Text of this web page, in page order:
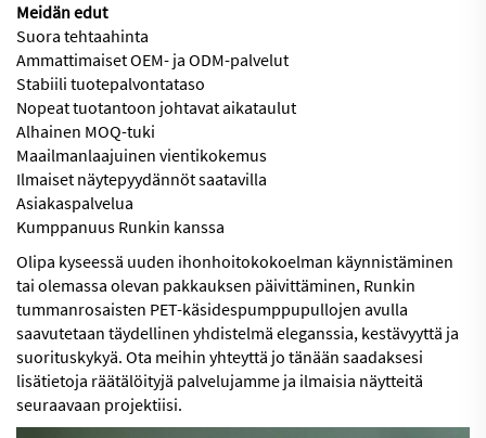
Meidän edut
Suora tehtaahinta
Ammattimaiset OEM- ja ODM-palvelut
Stabiili tuotepalvontataso
Nopeat tuotantoon johtavat aikataulut
Alhainen MOQ-tuki
Maailmanlaajuinen vientikokemus
Ilmaiset näytepyydännöt saatavilla
Asiakaspalvelua
Kumppanuus Runkin kanssa
Olipa kyseessä uuden ihonhoitokokoelman käynnistäminen
tai olemassa olevan pakkauksen päivittäminen, Runkin
tummanrosaisten PET-käsidespumppupullojen avulla
saavutetaan täydellinen yhdistelmä eleganssia, kestävyyttä ja
suorituskykyä. Ota meihin yhteyttä jo tänään saadaksesi
lisätietoja räätälöityjä palvelujamme ja ilmaisia näytteitä
seuraavaan projektiisi.